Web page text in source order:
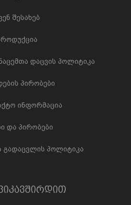
შესახებ
დაცვის პოლიტიკა
პირობები
ინფორმაცია
და პირობები
გადაცვლის პოლიტიკა